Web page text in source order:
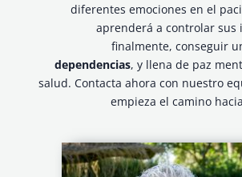
diferentes emociones en el
aprenderá a controlar sus
finalmente, conseguir
dependencias, y llena de paz
salud. Contacta ahora con nuestro
empieza el camino